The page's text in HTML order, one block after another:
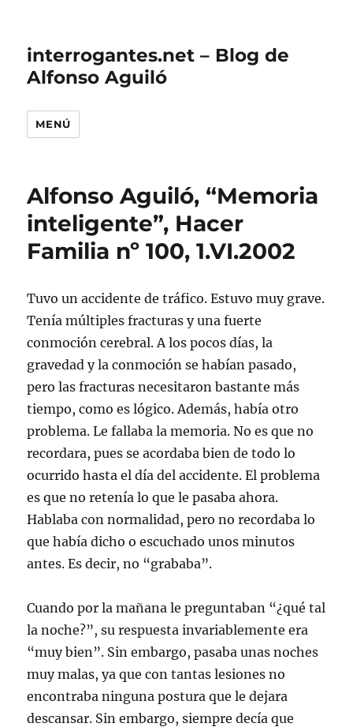
interrogantes.net – Blog de
Alfonso Aguiló
MENÚ
Alfonso Aguiló, “Memoria
inteligente”, Hacer
Familia nº 100, 1.VI.2002
Tuvo un accidente de tráfico. Estuvo muy grave.
Tenía múltiples fracturas y una fuerte
conmoción cerebral. A los pocos días, la
gravedad y la conmoción se habían pasado,
pero las fracturas necesitaron bastante más
tiempo, como es lógico. Además, había otro
problema. Le fallaba la memoria. No es que no
recordara, pues se acordaba bien de todo lo
ocurrido hasta el día del accidente. El problema
es que no retenía lo que le pasaba ahora.
Hablaba con normalidad, pero no recordaba lo
que había dicho o escuchado unos minutos
antes. Es decir, no “grababa”.
Cuando por la mañana le preguntaban “¿qué tal
la noche?”, su respuesta invariablemente era
“muy bien”. Sin embargo, pasaba unas noches
muy malas, ya que con tantas lesiones no
encontraba ninguna postura que le dejara
descansar. Sin embargo, siempre decía que